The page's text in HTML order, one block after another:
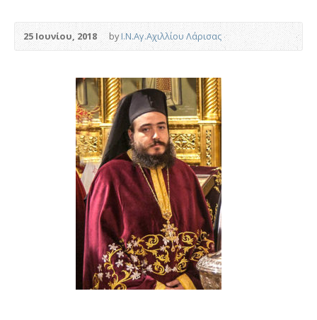
25 Ιουνίου, 2018 byΙ.Ν.Αγ.Αχιλλίου Λάρισας